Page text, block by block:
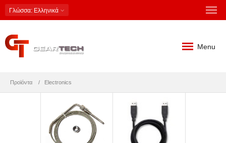
Γλώσσα: Ελληνικά
Menu
Προϊόντα Electronics